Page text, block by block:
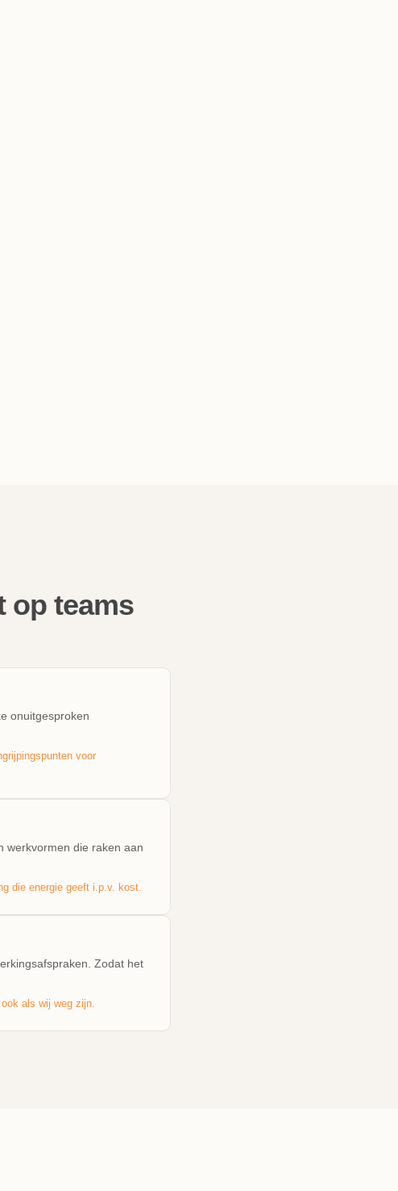
op teams
onuitgesproken
voor
werkvormen die raken aan
die energie geeft i.p.v. kost.
Zodat het
als wij weg zijn.